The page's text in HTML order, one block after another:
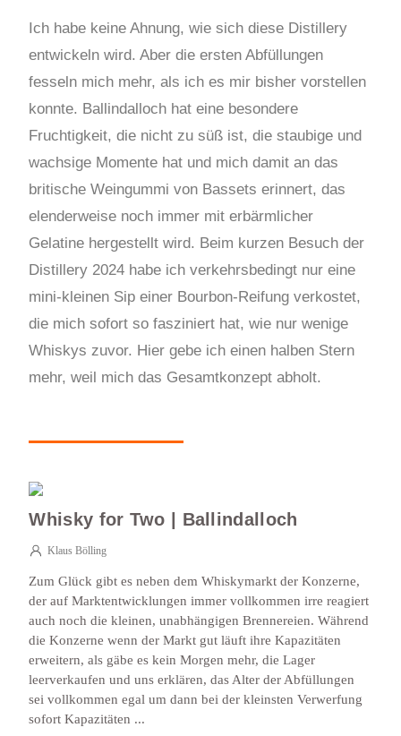
Ich habe keine Ahnung, wie sich diese Distillery
entwickeln wird. Aber die ersten Abfüllungen
fesseln mich mehr, als ich es mir bisher vorstellen
konnte. Ballindalloch hat eine besondere
Fruchtigkeit, die nicht zu süß ist, die staubige und
wachsige Momente hat und mich damit an das
britische Weingummi von Bassets erinnert, das
elenderweise noch immer mit erbärmlicher
Gelatine hergestellt wird. Beim kurzen Besuch der
Distillery 2024 habe ich verkehrsbedingt nur eine
mini-kleinen Sip einer Bourbon-Reifung verkostet,
die mich sofort so fasziniert hat, wie nur wenige
Whiskys zuvor. Hier gebe ich einen halben Stern
mehr, weil mich das Gesamtkonzept abholt.
Whisky for Two | Ballindalloch
Klaus Bölling
Zum Glück gibt es neben dem Whiskymarkt der Konzerne,
der auf Marktentwicklungen immer vollkommen irre reagiert
auch noch die kleinen, unabhängigen Brennereien. Während
die Konzerne wenn der Markt gut läuft ihre Kapazitäten
erweitern, als gäbe es kein Morgen mehr, die Lager
leerverkaufen und uns erklären, das Alter der Abfüllungen
sei vollkommen egal um dann bei der kleinsten Verwerfung
sofort Kapazitäten ...